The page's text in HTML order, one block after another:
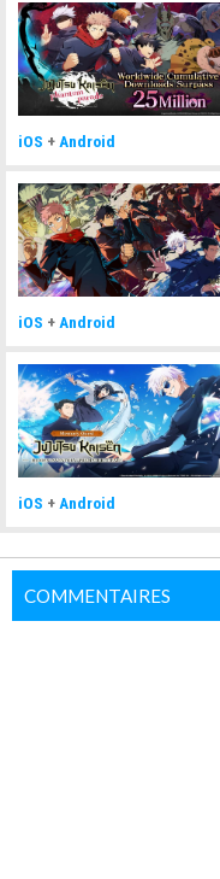
iOS + Android
iOS + Android
iOS +Android
COMMENTAIRES